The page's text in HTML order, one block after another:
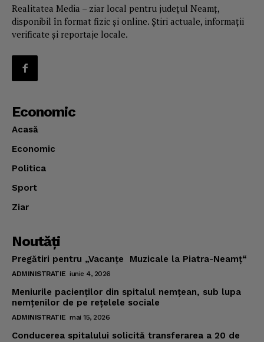
Realitatea Media – ziar local pentru județul Neamț,
disponibil în format fizic și online. Știri actuale, informații
verificate și reportaje locale.
Economic
Acasă
Economic
Politica
Sport
Ziar
Noutăţi
Pregătiri pentru „Vacanţe Muzicale la Piatra-Neamţ“
ADMINISTRATIE iunie 4, 2026
Meniurile pacienţilor din spitalul nemţean, sub lupa
nemţenilor de pe reţelele sociale
ADMINISTRATIE mai 15, 2026
Conducerea spitalului solicită transferarea a 20 de